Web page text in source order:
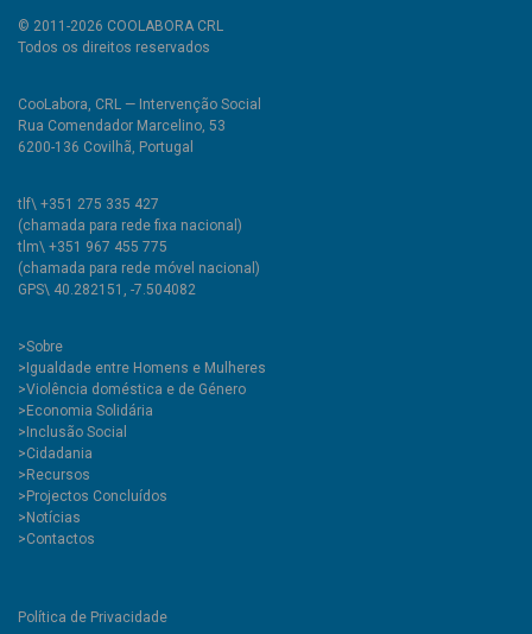
© 2011-2026 COOLABORA CRL
Todos os direitos reservados
CooLabora, CRL — Intervenção Social
Rua Comendador Marcelino, 53
6200-136 Covilhã, Portugal
tlf\ +351 275 335 427
(chamada para rede fixa nacional)
tlm\ +351 967 455 775
(chamada para rede móvel nacional)
GPS\ 40.282151, -7.504082
>Sobre
>Igualdade entre Homens e Mulheres
>Violência doméstica e de Género
>Economia Solidária
>Inclusão Social
>Cidadania
>Recursos
>Projectos Concluídos
>Notícias
>Contactos
Política de Privacidade